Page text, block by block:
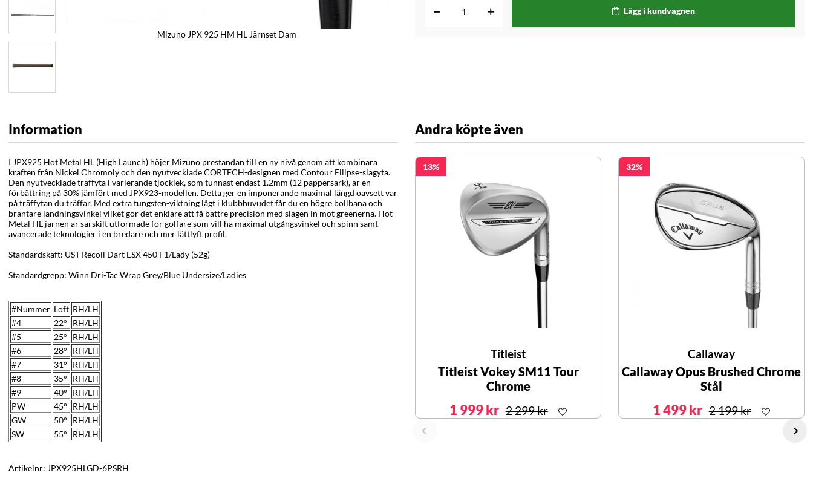
Mizuno JPX 925 HM HL Järnset Dam
Lägg i kundvagnen
Information
I JPX925 Hot Metal HL (High Launch) höjer Mizuno prestandan till en ny nivå genom att kombinara
kraften från Nickel Chromoly och den nyutvecklade CORTECH-designen med Contour Ellipse-slagyta.
Den nyutvecklade träffyta i varierande tjocklek, som tunnast endast 1.2mm (12 pappersark), är en
förbättring på 30% jämfört med JPX923-modellen. Detta ger en imponerande maximal längd oavsett var
på träffytan du träffar. Med extra tungsten-viktning lågt i klubbhuvudet får du en högre bollbana och
brantare landningsvinkel vilket gör det enklare att få bättre precision med slagen in mot greenerna. Hot
Metal HL järnen är särskilt utformade för golfare som vill ha maximal utgångsvinkel och spinn samt
avancerade teknologier i en bredare och mer lättlyft profil.
Standardskaft: UST Recoil Dart ESX 450 F1/Lady (52g)
Standardgrepp: Winn Dri-Tac Wrap Grey/Blue Undersize/Ladies
#Nummer Loft RH/LH
#4
22°
RH/LH
#5
25°
RH/LH
#6
28°
RH/LH
#7
31°
RH/LH
#8
35°
RH/LH
#9
40°
RH/LH
PW
45°
RH/LH
GW
50°
RH/LH
SW
55° RH/LH
Artikelnr: JPX925HLGD-6PSRH
Andra köpte även
13
Titleist
Titleist Vokey SM11 Tour
Chrome
1 999 kr 2 299 kr
32
Callaway
Callaway Opus Brushed Chrome
Stål
1 499 kr 2 199 kr